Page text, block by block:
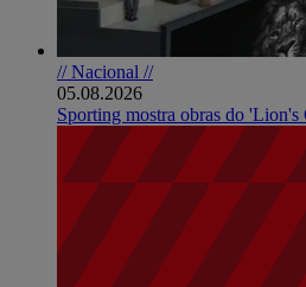
// Nacional //
05.08.2026
Sporting mostra obras do